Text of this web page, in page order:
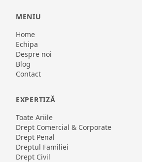
MENIU
Home
Echipa
Despre noi
Blog
Contact
EXPERTIZĂ
Toate Ariile
Drept Comercial & Corporate
Drept Penal
Dreptul Familiei
Drept Civil